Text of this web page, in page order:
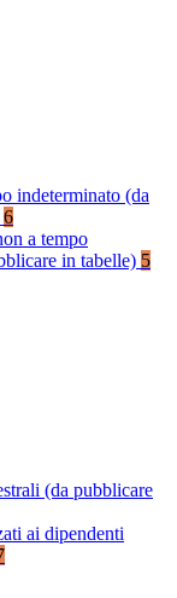
indeterminato (da
6
a tempo
in tabelle) 5
(da pubblicare
ai dipendenti